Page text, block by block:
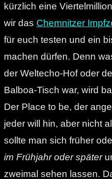
kürzlich eine
wir das Chemnitzer
für euch testen und ein
machen dürfen. Denn
der Weltecho-Hof oder
Balboa-Tisch war, wird
Der Place to be, der
jeder will hin, aber nicht
sollte man sich früher
im Frühjahr oder später
zweimal sehen lassen.